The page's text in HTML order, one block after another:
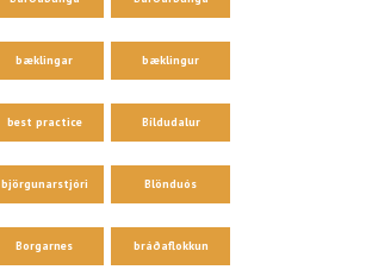
bæklingar bæklingur
best practice Bíldudalur
björgunarstjóri Blönduós
Borgarnes bráðaflokkun